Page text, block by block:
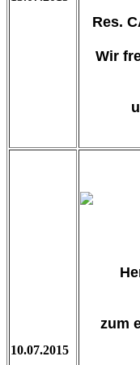
Res.
Wir
10.07.2015
zum